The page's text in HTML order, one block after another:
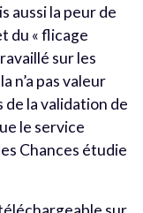
aussi la peur de
du « flicage
sur les
n’a pas valeur
de la validation de
le service
Chances étudie